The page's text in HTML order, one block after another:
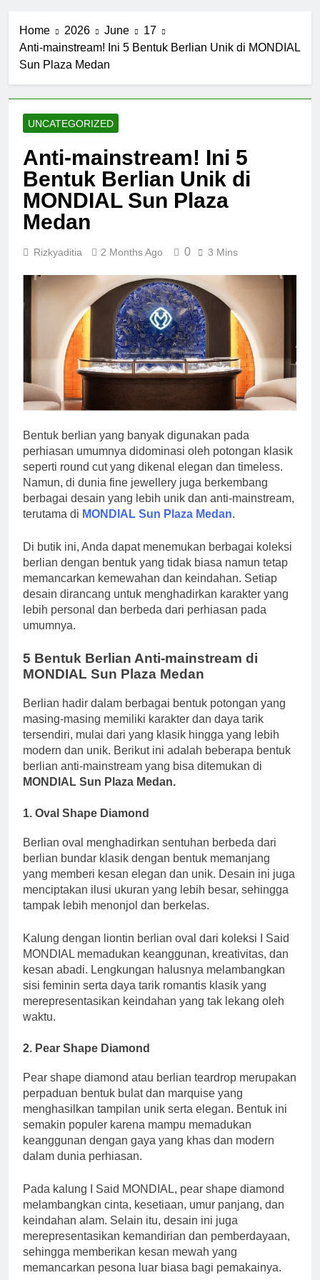
Home 2026 June
17
Anti-mainstream! Ini 5 Bentuk Berlian Unik di MONDIAL
Sun Plaza Medan
UNCATEGORIZED
Anti-mainstream! Ini 5
Bentuk Berlian Unik di
MONDIAL Sun Plaza
Medan
Rizkyaditia 2 Months Ago 0 3 Mins
Bentuk berlian yang banyak digunakan pada
perhiasan umumnya didominasi oleh potongan klasik
seperti round cut yang dikenal elegan dan timeless.
Namun, di dunia fine jewellery juga berkembang
berbagai desain yang lebih unik dan anti-mainstream,
terutama di MONDIAL Sun Plaza Medan.
Di butik ini, Anda dapat menemukan berbagai koleksi
berlian dengan bentuk yang tidak biasa namun tetap
memancarkan kemewahan dan keindahan. Setiap
desain dirancang untuk menghadirkan karakter yang
lebih personal dan berbeda dari perhiasan pada
umumnya.
5 Bentuk Berlian Anti-mainstream di
MONDIAL Sun Plaza Medan
Berlian hadir dalam berbagai bentuk potongan yang
masing-masing memiliki karakter dan daya tarik
tersendiri, mulai dari yang klasik hingga yang lebih
modern dan unik. Berikut ini adalah beberapa bentuk
berlian anti-mainstream yang bisa ditemukan di
MONDIAL Sun Plaza Medan.
1. Oval Shape Diamond
Berlian oval menghadirkan sentuhan berbeda dari
berlian bundar klasik dengan bentuk memanjang
yang memberi kesan elegan dan unik. Desain ini juga
menciptakan ilusi ukuran yang lebih besar, sehingga
tampak lebih menonjol dan berkelas.
Kalung dengan liontin berlian oval dari koleksi I Said
MONDIAL memadukan keanggunan, kreativitas, dan
kesan abadi. Lengkungan halusnya melambangkan
sisi feminin serta daya tarik romantis klasik yang
merepresentasikan keindahan yang tak lekang oleh
waktu.
2. Pear Shape Diamond
Pear shape diamond atau berlian teardrop merupakan
perpaduan bentuk bulat dan marquise yang
menghasilkan tampilan unik serta elegan. Bentuk ini
semakin populer karena mampu memadukan
keanggunan dengan gaya yang khas dan modern
dalam dunia perhiasan.
Pada kalung I Said MONDIAL, pear shape diamond
melambangkan cinta, kesetiaan, umur panjang, dan
keindahan alam. Selain itu, desain ini juga
merepresentasikan kemandirian dan pemberdayaan,
sehingga memberikan kesan mewah yang
memancarkan pesona luar biasa bagi pemakainya.